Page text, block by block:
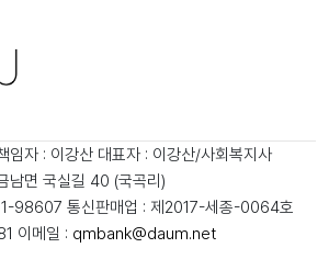
임자 : 이강산 대표자 : 이강산/사회복지사
남면 국실길 40 (국곡리)
98607 통신판매업 : 제2017-세종-0064호
이메일 : qmbank@daum.net